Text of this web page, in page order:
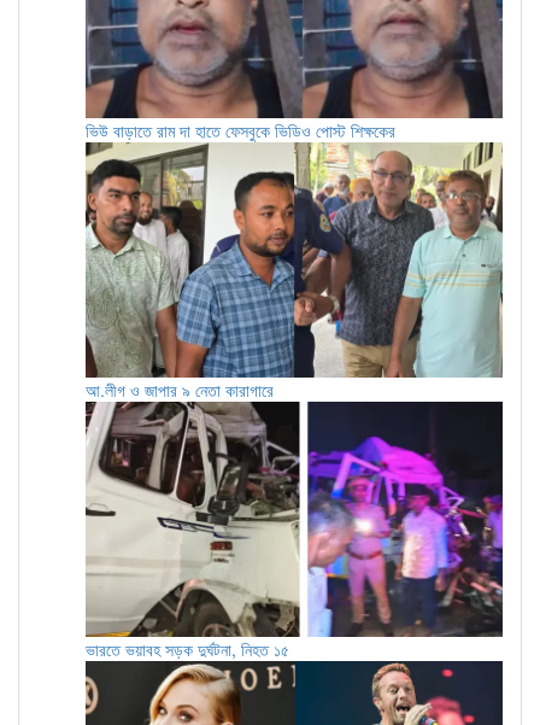
ভিউ বাড়াতে রাম দা হাতে ফেসবুকে ভিডিও পোস্ট শিক্ষকের
আ.লীগ ও জাপার ৯ নেতা কারাগারে
ভারতে ভয়াবহ সড়ক দুর্ঘটনা, নিহত ১৫